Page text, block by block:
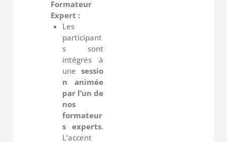
Formateur
Expert :
Les
participant
s sont
intégrés à
unesessio
n animée
par l’un de
nos
formateur
s experts.
L’accent